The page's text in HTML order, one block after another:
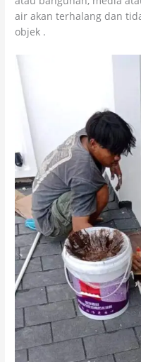
air akan terhalang dan
objek .